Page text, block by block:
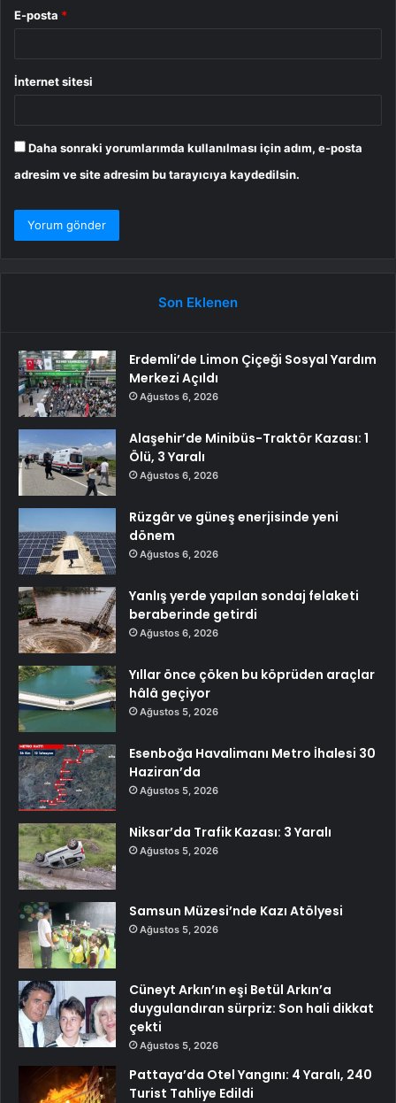
E-posta *
İnternet sitesi
Daha sonraki yorumlarımda kullanılması için adım, e-posta
adresim ve site adresim bu tarayıcıya kaydedilsin.
Son Eklenen
Erdemli’de Limon Çiçeği Sosyal Yardım
Merkezi Açıldı
Ağustos 6, 2026
Alaşehir’de Minibüs-Traktör Kazası: 1
Ölü, 3 Yaralı
Ağustos 6, 2026
Rüzgâr ve güneş enerjisinde yeni
dönem
Ağustos 6, 2026
Yanlış yerde yapılan sondaj felaketi
beraberinde getirdi
Ağustos 6, 2026
Yıllar önce çöken bu köprüden araçlar
hâlâ geçiyor
Ağustos 5, 2026
Esenboğa Havalimanı Metro İhalesi 30
Haziran’da
Ağustos 5, 2026
Niksar’da Trafik Kazası: 3 Yaralı
Ağustos 5, 2026
Samsun Müzesi’nde Kazı Atölyesi
Ağustos 5, 2026
Cüneyt Arkın’ın eşi Betül Arkın’a
duygulandıran sürpriz: Son hali dikkat
çekti
Ağustos 5, 2026
Pattaya’da Otel Yangını: 4 Yaralı, 240
Turist Tahliye Edildi